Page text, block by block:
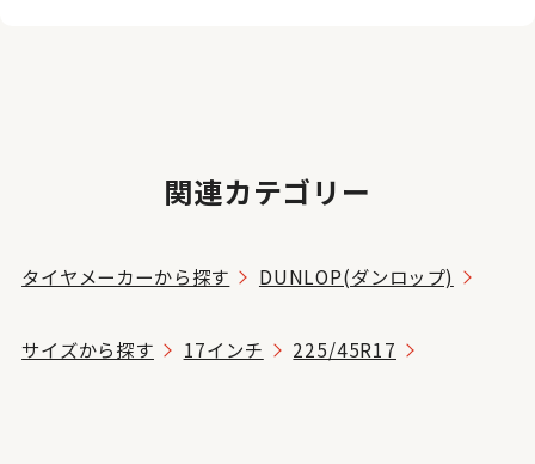
関連カテゴリー
タイヤメーカーから探す DUNLOP(ダンロップ)
サイズから探す 17インチ 225/45R17